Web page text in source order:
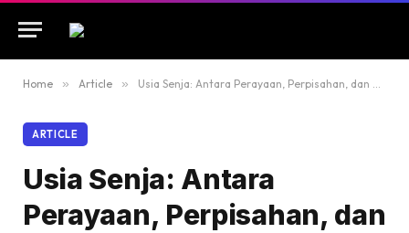
Home » Article » Usia Senja: Antara Perayaan, Perpisahan, dan Renungan Hidup Pagi yang Membawa Dua Makna
ARTICLE
Usia Senja: Antara
Perayaan, Perpisahan, dan